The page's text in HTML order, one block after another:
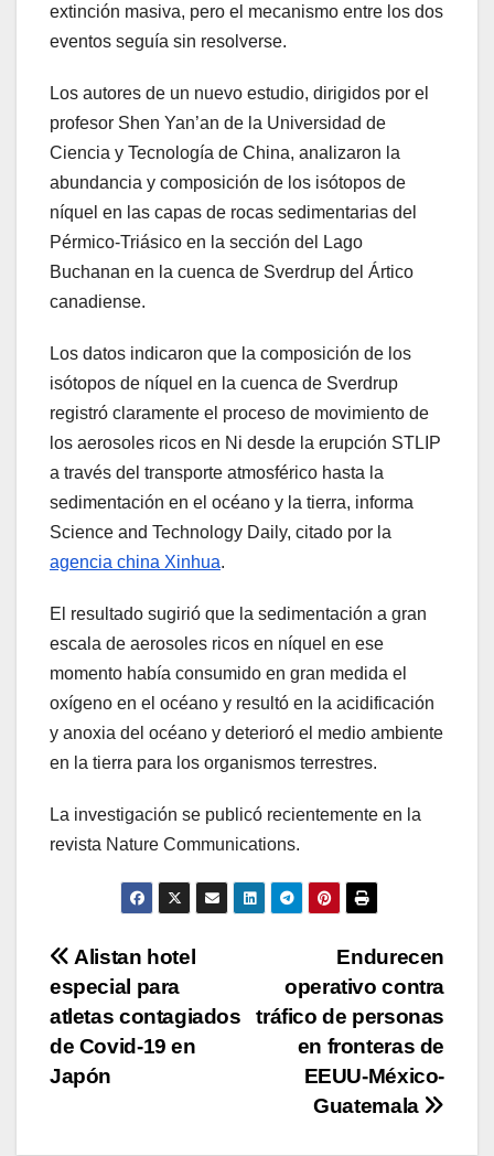
extinción masiva, pero el mecanismo entre los dos
eventos seguía sin resolverse.
Los autores de un nuevo estudio, dirigidos por el
profesor Shen Yan’an de la Universidad de
Ciencia y Tecnología de China, analizaron la
abundancia y composición de los isótopos de
níquel en las capas de rocas sedimentarias del
Pérmico-Triásico en la sección del Lago
Buchanan en la cuenca de Sverdrup del Ártico
canadiense.
Los datos indicaron que la composición de los
isótopos de níquel en la cuenca de Sverdrup
registró claramente el proceso de movimiento de
los aerosoles ricos en Ni desde la erupción STLIP
a través del transporte atmosférico hasta la
sedimentación en el océano y la tierra, informa
Science and Technology Daily, citado por la
agencia china Xinhua.
El resultado sugirió que la sedimentación a gran
escala de aerosoles ricos en níquel en ese
momento había consumido en gran medida el
oxígeno en el océano y resultó en la acidificación
y anoxia del océano y deterioró el medio ambiente
en la tierra para los organismos terrestres.
La investigación se publicó recientemente en la
revista Nature Communications.
Navegación
de
entradas
Endurecen
operativo contra
tráfico de personas
en fronteras de
EEUU-México-
Guatemala
Alistan hotel
especial para
atletas contagiados
de Covid-19 en
Japón